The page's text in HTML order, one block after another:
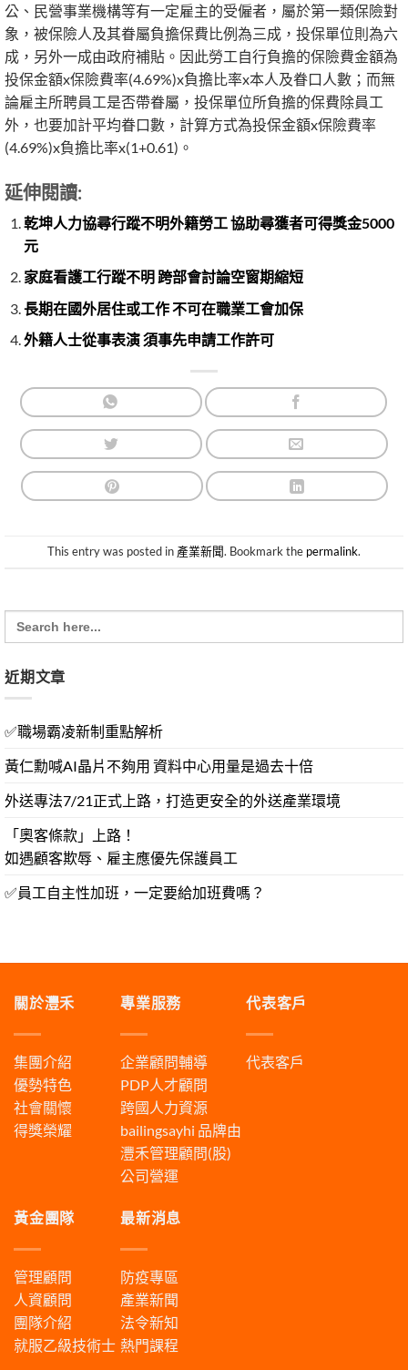
公、民營事業機構等有一定雇主的受僱者，屬於第一類保險對
象，被保險人及其眷屬負擔保費比例為三成，投保單位則為六
成，另外一成由政府補貼。因此勞工自行負擔的保險費金額為
投保金額x保險費率(4.69%)x負擔比率x本人及眷口人數；而無
論雇主所聘員工是否帶眷屬，投保單位所負擔的保費除員工
外，也要加計平均眷口數，計算方式為投保金額x保險費率
(4.69%)x負擔比率x(1+0.61)。
延伸閱讀:
乾坤人力協尋行蹤不明外籍勞工 協助尋獲者可得獎金5000
元
家庭看護工行蹤不明 跨部會討論空窗期縮短
長期在國外居住或工作 不可在職業工會加保
外籍人士從事表演 須事先申請工作許可
This entry was posted in 產業新聞. Bookmark the permalink.
Search
for:
近期文章
✅職場霸凌新制重點解析
黃仁勳喊AI晶片不夠用 資料中心用量是過去十倍
外送專法7/21正式上路，打造更安全的外送產業環境
「奧客條款」上路！
如遇顧客欺辱、雇主應優先保護員工
✅員工自主性加班，一定要給加班費嗎？
關於灃禾
集團介紹
優勢特色
社會關懷
得獎榮耀
專業服務
企業顧問輔導
PDP人才顧問
跨國人力資源
bailingsayhi 品牌由
灃禾管理顧問(股)
公司營運
代表客戶
代表客戶
黃金團隊
管理顧問
人資顧問
團隊介紹
就服乙級技術士
最新消息
防疫專區
產業新聞
法令新知
熱門課程